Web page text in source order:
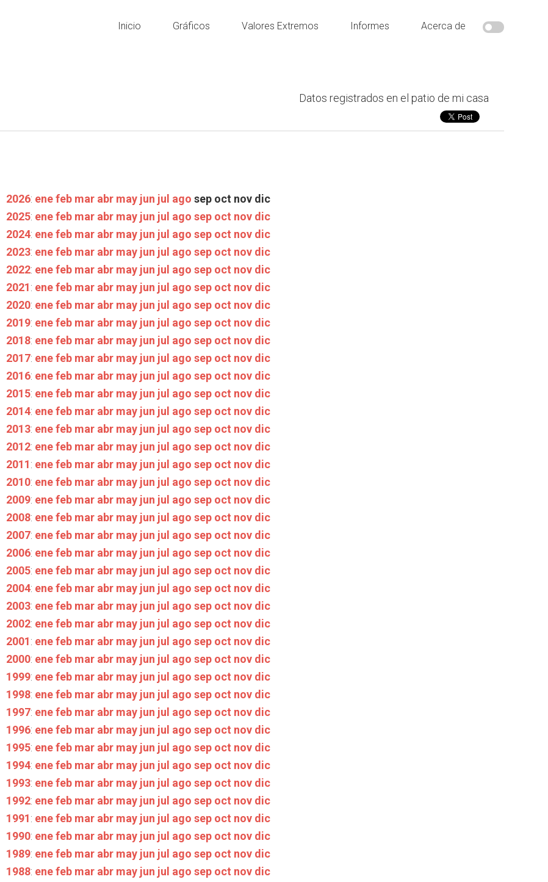
Inicio Gráficos Valores Extremos Informes Acerca de
Datos registrados en el patio de mi casa
2026: ene feb mar abr may jun jul ago sep oct nov dic
2025: ene feb mar abr may jun jul ago sep oct nov dic
2024: ene feb mar abr may jun jul ago sep oct nov dic
2023: ene feb mar abr may jun jul ago sep oct nov dic
2022: ene feb mar abr may jun jul ago sep oct nov dic
2021: ene feb mar abr may jun jul ago sep oct nov dic
2020: ene feb mar abr may jun jul ago sep oct nov dic
2019: ene feb mar abr may jun jul ago sep oct nov dic
2018: ene feb mar abr may jun jul ago sep oct nov dic
2017: ene feb mar abr may jun jul ago sep oct nov dic
2016: ene feb mar abr may jun jul ago sep oct nov dic
2015: ene feb mar abr may jun jul ago sep oct nov dic
2014: ene feb mar abr may jun jul ago sep oct nov dic
2013: ene feb mar abr may jun jul ago sep oct nov dic
2012: ene feb mar abr may jun jul ago sep oct nov dic
2011: ene feb mar abr may jun jul ago sep oct nov dic
2010: ene feb mar abr may jun jul ago sep oct nov dic
2009: ene feb mar abr may jun jul ago sep oct nov dic
2008: ene feb mar abr may jun jul ago sep oct nov dic
2007: ene feb mar abr may jun jul ago sep oct nov dic
2006: ene feb mar abr may jun jul ago sep oct nov dic
2005: ene feb mar abr may jun jul ago sep oct nov dic
2004: ene feb mar abr may jun jul ago sep oct nov dic
2003: ene feb mar abr may jun jul ago sep oct nov dic
2002: ene feb mar abr may jun jul ago sep oct nov dic
2001: ene feb mar abr may jun jul ago sep oct nov dic
2000: ene feb mar abr may jun jul ago sep oct nov dic
1999: ene feb mar abr may jun jul ago sep oct nov dic
1998: ene feb mar abr may jun jul ago sep oct nov dic
1997: ene feb mar abr may jun jul ago sep oct nov dic
1996: ene feb mar abr may jun jul ago sep oct nov dic
1995: ene feb mar abr may jun jul ago sep oct nov dic
1994: ene feb mar abr may jun jul ago sep oct nov dic
1993: ene feb mar abr may jun jul ago sep oct nov dic
1992: ene feb mar abr may jun jul ago sep oct nov dic
1991: ene feb mar abr may jun jul ago sep oct nov dic
1990: ene feb mar abr may jun jul ago sep oct nov dic
1989: ene feb mar abr may jun jul ago sep oct nov dic
1988: ene feb mar abr may jun jul ago sep oct nov dic